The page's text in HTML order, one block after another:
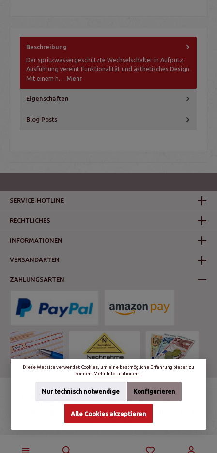
Beschreibung
Der spritzwassergeschützte Wechselschalter in Aufputz-
Ausführung vereint Funktionalität und ästhetisches Design.
Mit einem h… Mehr
Eigenschaften
Blog Posts
SERVICE-HOTLINE
RECHTLICHES
INFORMATIONEN
VERSANDARTEN
ZAHLUNGSARTEN
Nachnahmegebühren, wenn nicht anders angegeben.
© schalter-und-steckdosen.de | World Trading Net GmbH & Co. KG - Alle
Diese Website verwendet Cookies, um eine bestmögliche Erfahrung bieten zu
können. Mehr Informationen ...
Nur technisch notwendige Konfigurieren
Alle Cookies akzeptieren